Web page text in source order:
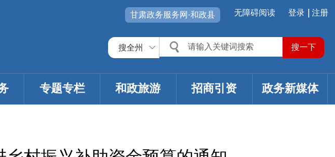
登录 注册
无障碍阅读
甘肃政务服务网·和政县
搜全州
专题专栏 和政旅游 招商引资 政务新媒体